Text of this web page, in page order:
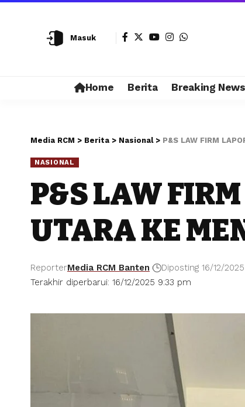
Masuk
Home Berita Breaking News
Media RCM > Berita > Nasional> P&S LAW FIRM
NASIONAL
P&S LAW
UTARA KE
Terakhir diperbarui: 16/12/2025 9:33 pm
ReporterMedia RCM Banten Diposting 16/12/2025